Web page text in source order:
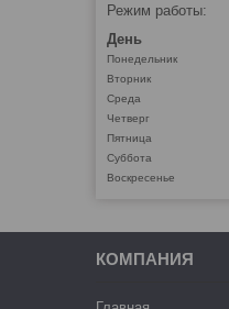
Режим работы:
День
Понедельник
Вторник
Среда
Четверг
Пятница
Суббота
Воскресенье
КОМПАНИЯ